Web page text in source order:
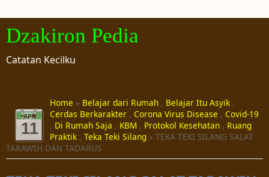
Dzakiron Pedia
Catatan Kecilku
APR
11
Home » Belajar dari Rumah , Belajar Itu Asyik ,
Cerdas Berkarakter , Corona Virus Disease , Covid-19
, Di Rumah Saja , KBM , Protokol Kesehatan , Ruang
Praktik , Teka Teki Silang » TEKA TEKI SILANG SALAT
TARAWIH DAN TADARUS